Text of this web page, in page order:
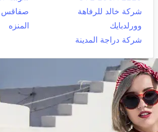
شركة خالد للرفاهة
صفاقس
وورلدبايك
المنزه
شركة دراجة المدينة